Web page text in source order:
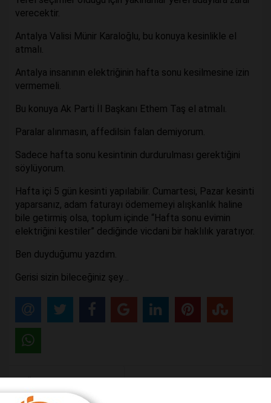
verecektir.
Antalya Valisi Münir Karaloğlu, bu konuya kesinlikle el
atmalı.
Antalya insanının elektriğinin hafta sonu kesilmesine izin
vermemeli.
Bu konuya Ak Parti İl Başkanı Ethem Taş el atmalı.
Paralar alınmasın, affedilsin falan demiyorum.
Sadece hafta sonu kesintinin durdurulması gerektiğini
söylüyorum.
Hafta içi 5 gün kesinti yapılabilir. Cumartesi, Pazar kesinti
yaparsanız, adam faturayı ödememeyi alışkanlık haline
bile getirmiş olsa, toplum içinde “Hafta sonu evimin
elektriğini kestiler” dediğinde vicdani bir haklılık yaratıyor.
Ben duyduğumu yazdım.
Gerisi sizin bileceğiniz şey…
Gönül Belediyeciliği…